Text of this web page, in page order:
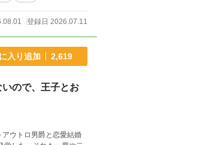
登録日 2026.07.11
入り追加 2,619
ので、王子とお
ウトロ男爵と恋愛結婚